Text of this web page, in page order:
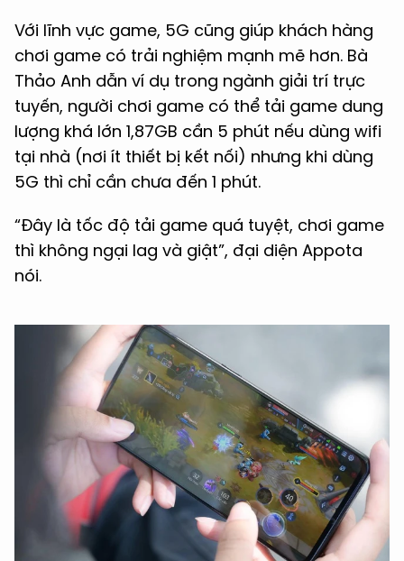
Với lĩnh vực game, 5G cũng giúp khách hàng
chơi game có trải nghiệm mạnh mẽ hơn. Bà
Thảo Anh dẫn ví dụ trong ngành giải trí trực
tuyến, người chơi game có thể tải game dung
lượng khá lớn 1,87GB cần 5 phút nếu dùng wifi
tại nhà (nơi ít thiết bị kết nối) nhưng khi dùng
5G thì chỉ cần chưa đến 1 phút.
“Đây là tốc độ tải game quá tuyệt, chơi game
thì không ngại lag và giật”, đại diện Appota
nói.